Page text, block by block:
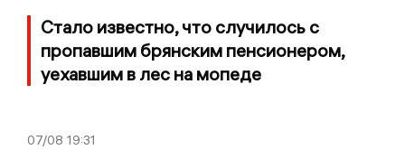
Стало известно, что случилось с
пропавшим брянским пенсионером,
уехавшим в лес на мопеде
07/08 19:31